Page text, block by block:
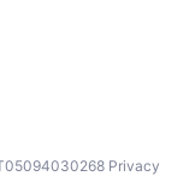
Privacy